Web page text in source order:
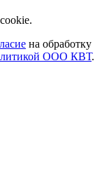
на обработку
ООО КВТ.